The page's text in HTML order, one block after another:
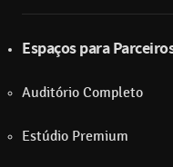
Espaços para
Auditório Completo
Estúdio Premium